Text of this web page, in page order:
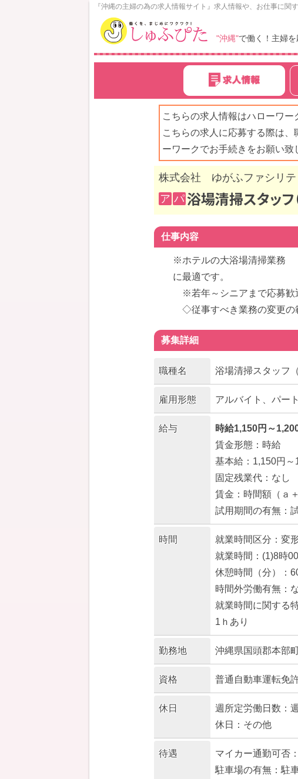
『沖縄の主婦の為の求人情報サイト』求人情報や、お仕事に関
"沖縄"で働く！主婦
こちらの求人情報はハローワー
こちらの求人に応募する際は
ーワークでお手続きをお願い致
株式会社 ゆがふファシリテ
ア パ 浴場清掃スタッフ
仕事内容
※ホテルの大浴場清掃業
に最適です。
※若年～シニアまで応募
◇従事すべき業務の変更の
募集詳細
職種名 浴場清掃スタッフ
雇用形態 アルバイト、パート
給与
時給1,150円～
賃金形態：時給
基本給：1,150円～
固定残業代：なし
賃金：時間額（ａ
試用期間の有無：
時間
就業時間区分：変
就業時間：(1)8時
休憩時間（分）：
時間外労働有無：
就業時間に関する
1ｈあり
勤務地 沖縄県国頭郡本部
資格 普通自動車運転免
休日
週所定労働日数：
休日：その他
待遇
マイカー通勤可否
駐車場の有無：駐